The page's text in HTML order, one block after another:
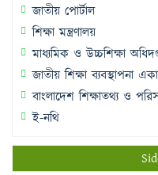
জাতীয় পোর্টাল
শিক্ষা মন্ত্রণালয়
মাধ্যমিক ও উচ্চশিক্ষা
জাতীয় শিক্ষা ব্যবস্থাপনা
বাংলাদেশ শিক্ষাতথ্য ও
ই-নথি